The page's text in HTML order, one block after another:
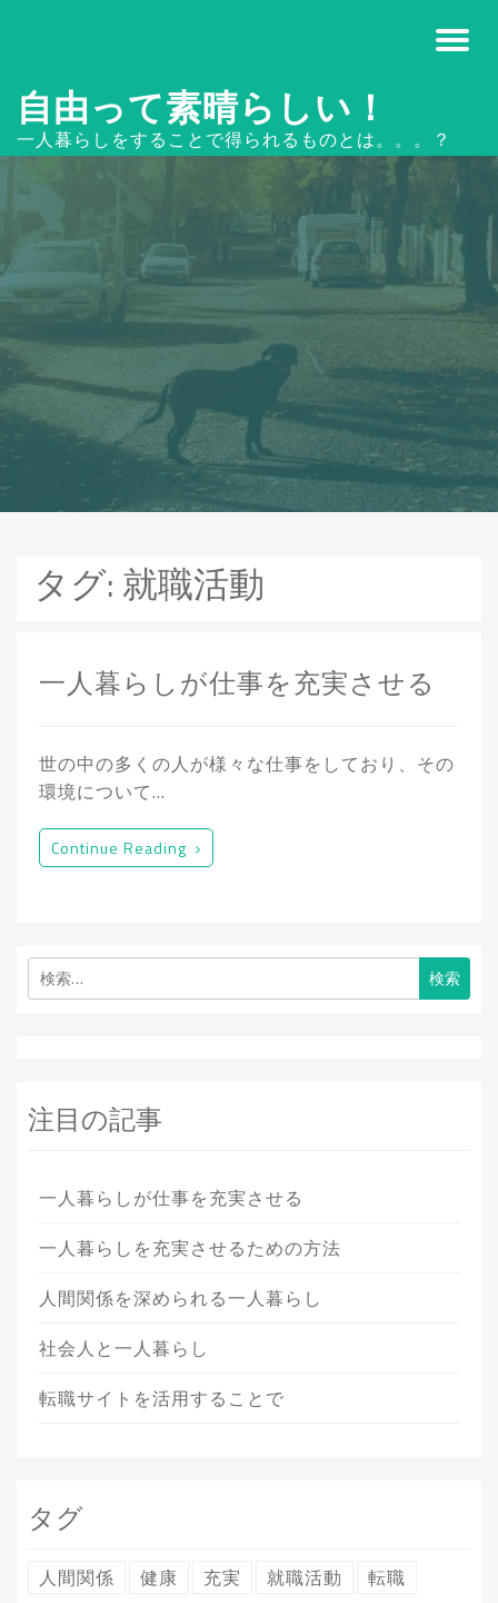
自由って素晴らしい！
一人暮らしをすることで得られるものとは。。。？
タグ: 就職活動
一人暮らしが仕事を充実させる
世の中の多くの人が様々な仕事をしており、その
環境について…
Continue Reading
検
索:
注目の記事
一人暮らしが仕事を充実させる
一人暮らしを充実させるための方法
人間関係を深められる一人暮らし
社会人と一人暮らし
転職サイトを活用することで
タグ
人間関係 健康 充実 就職活動 転職